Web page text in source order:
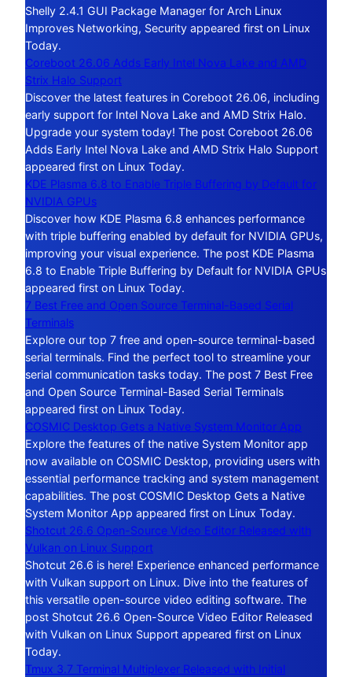
Shelly 2.4.1 GUI Package Manager for Arch Linux
Improves Networking, Security appeared first on Linux
Today.
Coreboot 26.06 Adds Early Intel Nova Lake and AMD
Strix Halo Support
Discover the latest features in Coreboot 26.06, including
early support for Intel Nova Lake and AMD Strix Halo.
Upgrade your system today! The post Coreboot 26.06
Adds Early Intel Nova Lake and AMD Strix Halo Support
appeared first on Linux Today.
KDE Plasma 6.8 to Enable Triple Buffering by Default for
NVIDIA GPUs
Discover how KDE Plasma 6.8 enhances performance
with triple buffering enabled by default for NVIDIA GPUs,
improving your visual experience. The post KDE Plasma
6.8 to Enable Triple Buffering by Default for NVIDIA GPUs
appeared first on Linux Today.
7 Best Free and Open Source Terminal-Based Serial
Terminals
Explore our top 7 free and open-source terminal-based
serial terminals. Find the perfect tool to streamline your
serial communication tasks today. The post 7 Best Free
and Open Source Terminal-Based Serial Terminals
appeared first on Linux Today.
COSMIC Desktop Gets a Native System Monitor App
Explore the features of the native System Monitor app
now available on COSMIC Desktop, providing users with
essential performance tracking and system management
capabilities. The post COSMIC Desktop Gets a Native
System Monitor App appeared first on Linux Today.
Shotcut 26.6 Open-Source Video Editor Released with
Vulkan on Linux Support
Shotcut 26.6 is here! Experience enhanced performance
with Vulkan support on Linux. Dive into the features of
this versatile open-source video editing software. The
post Shotcut 26.6 Open-Source Video Editor Released
with Vulkan on Linux Support appeared first on Linux
Today.
Tmux 3.7 Terminal Multiplexer Released with Initial